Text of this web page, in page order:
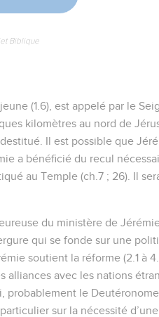
Biblique
(1.6), est appelé par le
kilomètres au nord de
Il est possible que
a bénéficié du recul
au Temple (ch.7 ; 26). Il
du ministère de
qui se fonde sur une
soutient la réforme (2.1 à
avec les nations
probablement le
sur la nécessité